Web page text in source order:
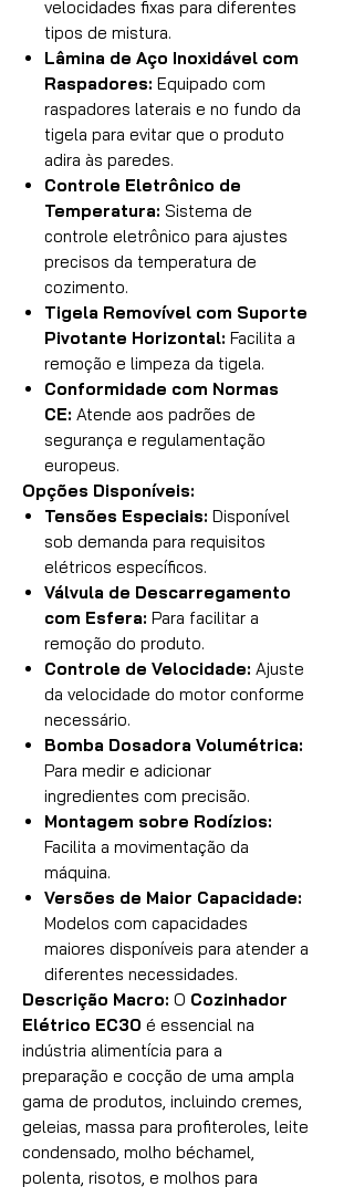
velocidades fixas para diferentes
tipos de mistura.
Lâmina de Aço Inoxidável com
Raspadores: Equipado com
raspadores laterais e no fundo da
tigela para evitar que o produto
adira às paredes.
Controle Eletrônico de
Temperatura: Sistema de
controle eletrônico para ajustes
precisos da temperatura de
cozimento.
Tigela Removível com Suporte
Pivotante Horizontal: Facilita a
remoção e limpeza da tigela.
Conformidade com Normas
CE: Atende aos padrões de
segurança e regulamentação
europeus.
Opções Disponíveis:
Tensões Especiais: Disponível
sob demanda para requisitos
elétricos específicos.
Válvula de Descarregamento
com Esfera: Para facilitar a
remoção do produto.
Controle de Velocidade: Ajuste
da velocidade do motor conforme
necessário.
Bomba Dosadora Volumétrica:
Para medir e adicionar
ingredientes com precisão.
Montagem sobre Rodízios:
Facilita a movimentação da
máquina.
Versões de Maior Capacidade:
Modelos com capacidades
maiores disponíveis para atender a
diferentes necessidades.
Descrição Macro: O Cozinhador
Elétrico EC30 é essencial na
indústria alimentícia para a
preparação e cocção de uma ampla
gama de produtos, incluindo cremes,
geleias, massa para profiteroles, leite
condensado, molho béchamel,
polenta, risotos, e molhos para